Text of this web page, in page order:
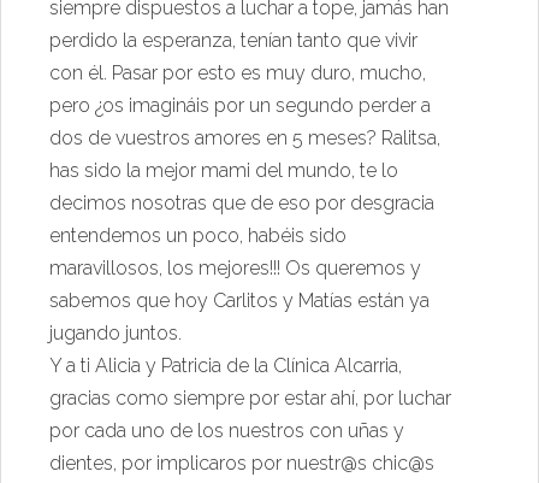
siempre dispuestos a luchar a tope, jamás han
perdido la esperanza, tenían tanto que vivir
con él. Pasar por esto es muy duro, mucho,
pero ¿os imagináis por un segundo perder a
dos de vuestros amores en 5 meses? Ralitsa,
has sido la mejor mami del mundo, te lo
decimos nosotras que de eso por desgracia
entendemos un poco, habéis sido
maravillosos, los mejores!!! Os queremos y
sabemos que hoy Carlitos y Matías están ya
jugando juntos.
Y a ti Alicia y Patricia de la Clínica Alcarria,
gracias como siempre por estar ahí, por luchar
por cada uno de los nuestros con uñas y
dientes, por implicaros por nuestr@s chic@s